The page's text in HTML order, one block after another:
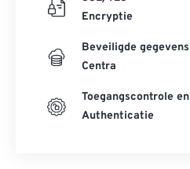
Encryptie
Beveiligde gegevens
Centra
Toegangscontrole en
Authenticatie